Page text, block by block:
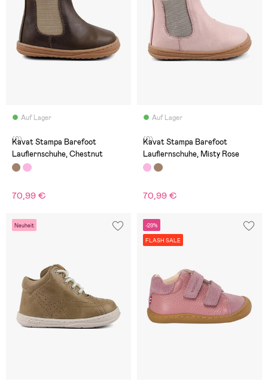
Auf Lager
(0)
Kavat Stampa Barefoot
Lauflernschuhe, Chestnut
70,99 €
Auf Lager
(0)
Kavat Stampa Barefoot
Lauflernschuhe, Misty Rose
70,99 €
Neuheit -29%
FLASH SALE